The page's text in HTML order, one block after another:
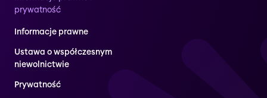
prywatność
Informacje prawne
Ustawa o współczesnym
niewolnictwie
Prywatność